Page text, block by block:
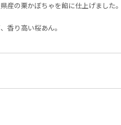
産の栗かぼちゃを餡に仕上げました。
香り高い桜あん。